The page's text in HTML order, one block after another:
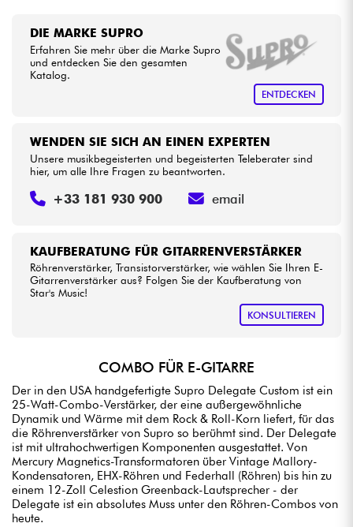
DIE MARKE SUPRO
Erfahren Sie mehr über die Marke Supro
und entdecken Sie den gesamten
Katalog.
ENTDECKEN
KAUFBERATUNG FÜR GITARRENVERSTÄRKER
Röhrenverstärker, Transistorverstärker, wie wählen Sie Ihren E-
Gitarrenverstärker aus? Folgen Sie der Kaufberatung von
Star's Music!
KONSULTIEREN
WENDEN SIE SICH AN EINEN EXPERTEN
Unsere musikbegeisterten und begeisterten Teleberater sind
hier, um alle Ihre Fragen zu beantworten.
+33 181 930 900 email
COMBO FÜR E-GITARRE
Der in den USA handgefertigte Supro Delegate Custom ist ein
25-Watt-Combo-Verstärker, der eine außergewöhnliche
Dynamik und Wärme mit dem Rock & Roll-Korn liefert, für das
die Röhrenverstärker von Supro so berühmt sind. Der Delegate
ist mit ultrahochwertigen Komponenten ausgestattet. Von
Mercury Magnetics-Transformatoren über Vintage Mallory-
Kondensatoren, EHX-Röhren und Federhall (Röhren) bis hin zu
einem 12-Zoll Celestion Greenback-Lautsprecher - der
Delegate ist ein absolutes Muss unter den Röhren-Combos von
heute.